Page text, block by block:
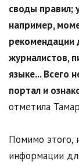
своды правил;
например,
рекомендации
журналистов,
языке... Всего
портал и
отметила
Помимо этого,
информации